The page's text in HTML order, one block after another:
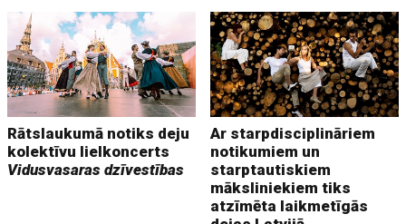
Rātslaukumā notiks deju
kolektīvu lielkoncerts
Vidusvasaras dzīvestības
Ar starpdisciplināriem
notikumiem un
starptautiskiem
māksliniekiem tiks
atzīmēta laikmetīgās